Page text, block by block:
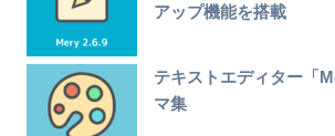
アップ機能を搭載
テキストエディター「
マ集